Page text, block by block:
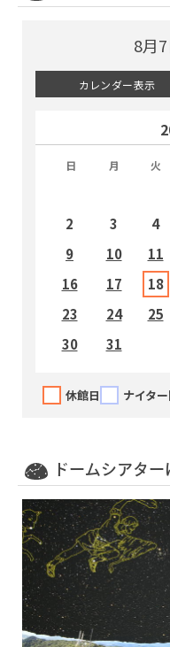
8月
カレンダー表示
日 月 火
2
3 4
9
10 11
16
17 18
23
24 25
30
31
休館日 ナイタ
り
11:00～11:25
名探偵コナン 灼熱
イルロード）
12:00～12:15
（無料投影）福井
ドームシアター